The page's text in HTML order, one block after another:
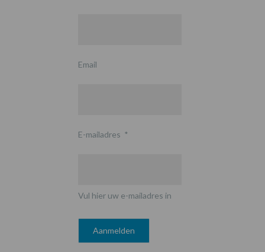
Email
E-mailadres *
Vul hier uw e-mailadres in